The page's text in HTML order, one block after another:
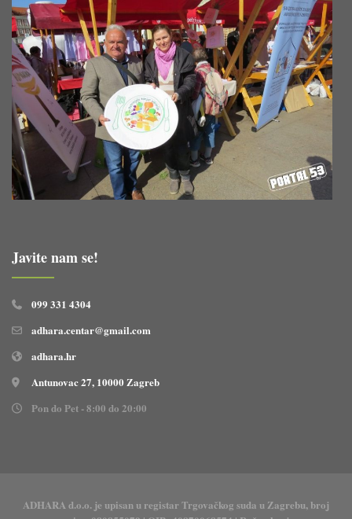
Javite nam se!
099 331 4304
adhara.centar@gmail.com
adhara.hr
Antunovac 27, 10000 Zagreb
Pon do Pet - 8:00 do 20:00
ADHARA d.o.o. je upisan u registar Trgovačkog suda u Zagrebu, broj